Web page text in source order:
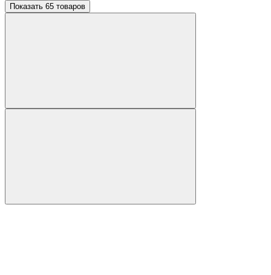
Показать 65 товаров